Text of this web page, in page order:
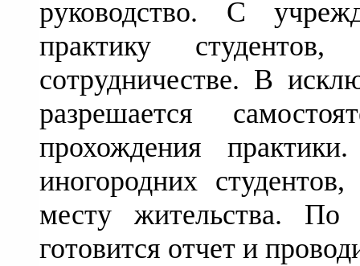
руководство. С
практику
сотрудничестве. В
разрешается
прохождения
иногородних
месту жительства. По
готовится отчет и